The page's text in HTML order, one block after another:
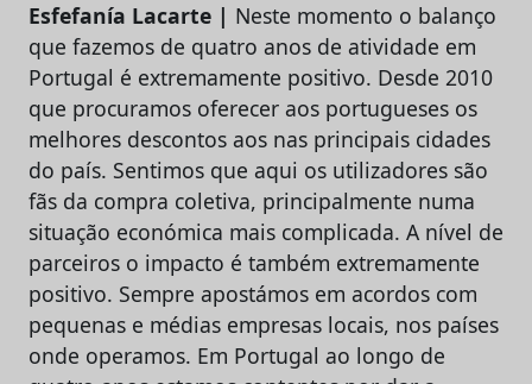
Esfefanía Lacarte | Neste momento o balanço
que fazemos de quatro anos de atividade em
Portugal é extremamente positivo. Desde 2010
que procuramos oferecer aos portugueses os
melhores descontos aos nas principais cidades
do país. Sentimos que aqui os utilizadores são
fãs da compra coletiva, principalmente numa
situação económica mais complicada. A nível de
parceiros o impacto é também extremamente
positivo. Sempre apostámos em acordos com
pequenas e médias empresas locais, nos países
onde operamos. Em Portugal ao longo de